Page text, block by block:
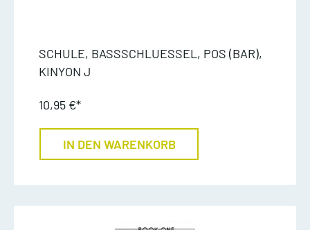
SCHULE, BASSSCHLUESSEL, POS (BAR),
KINYON J
10,95 €*
IN DEN WARENKORB